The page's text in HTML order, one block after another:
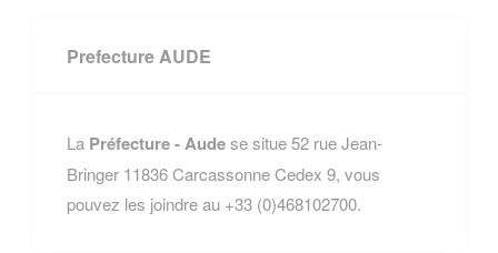
Prefecture AUDE
La Préfecture - Audese situe 52 rue Jean-
Bringer 11836 Carcassonne Cedex 9, vous
pouvez les joindre au +33 (0)468102700.